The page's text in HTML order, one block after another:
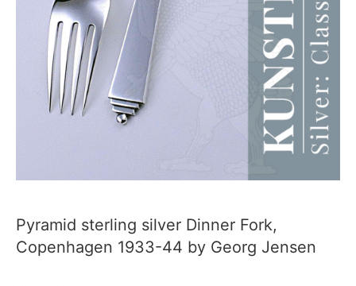
Pyramid sterling silver Dinner Fork,
Copenhagen 1933-44 by Georg Jensen